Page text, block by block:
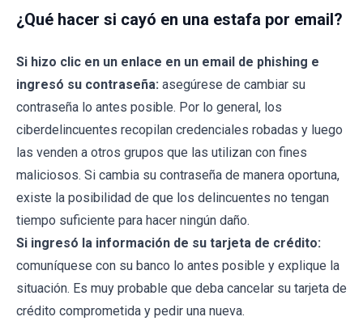
¿Qué hacer si cayó en una estafa por email?
Si hizo clic en un enlace en un email de phishing e
ingresó su contraseña: asegúrese de cambiar su
contraseña lo antes posible. Por lo general, los
ciberdelincuentes recopilan credenciales robadas y luego
las venden a otros grupos que las utilizan con fines
maliciosos. Si cambia su contraseña de manera oportuna,
existe la posibilidad de que los delincuentes no tengan
tiempo suficiente para hacer ningún daño.
Si ingresó la información de su tarjeta de crédito:
comuníquese con su banco lo antes posible y explique la
situación. Es muy probable que deba cancelar su tarjeta de
crédito comprometida y pedir una nueva.